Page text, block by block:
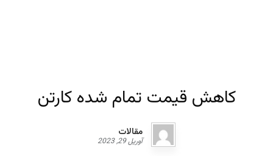
کاهش قیمت تمام شده کارتن
مقالات
آوریل 29, 2023